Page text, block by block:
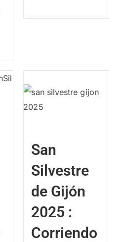
San
Silvestre
de Gijón
2025 :
Corriendo